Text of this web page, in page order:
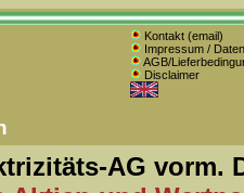
Kontakt (email)
Impressum /
AGB/
Disclaimer
AG vorm.